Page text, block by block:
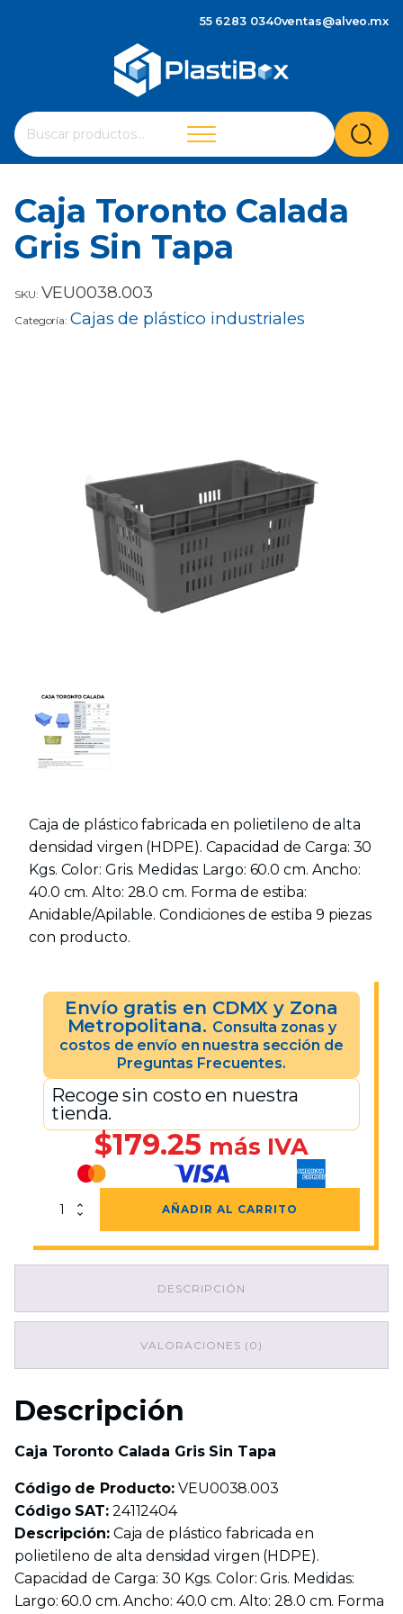
55 6283 0340ventas@alveo.mx
Buscar
por:
Cuando hay resultados autocompletados, puedes
Caja Toronto Calada
Gris Sin Tapa
SKU: VEU0038.003
Categoría: Cajas de plástico industriales
Caja de plástico fabricada en polietileno de alta
densidad virgen (HDPE). Capacidad de Carga: 30
Kgs. Color: Gris. Medidas: Largo: 60.0 cm. Ancho:
40.0 cm. Alto: 28.0 cm. Forma de estiba:
Anidable/Apilable. Condiciones de estiba 9 piezas
con producto.
Envío gratis en CDMX y Zona
Metropolitana. Consulta zonas y
costos de envío en nuestra sección de
Preguntas Frecuentes.
Recoge sin costo en nuestra
tienda.
$179.25 más IVA
Caja
Toronto
Gris
AÑADIR AL CARRITO
DESCRIPCIÓN
VALORACIONES (0)
Descripción
Caja Toronto Calada Gris Sin Tapa
Código de Producto: VEU0038.003
Código SAT:24112404
Descripción:Caja de plástico fabricada en
polietileno de alta densidad virgen (HDPE).
Capacidad de Carga: 30 Kgs. Color: Gris. Medidas:
Largo: 60.0 cm. Ancho: 40.0 cm. Alto: 28.0 cm. Forma